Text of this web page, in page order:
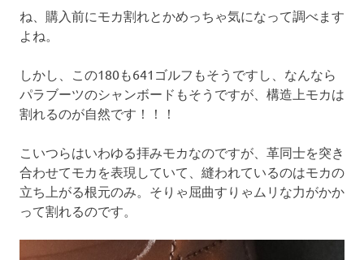
ね、購入前にモカ割れとかめっちゃ気になって調べます
よね。
しかし、この180も641ゴルフもそうですし、なんなら
パラブーツのシャンボードもそうですが、構造上モカは
割れるのが自然です！！！
こいつらはいわゆる拝みモカなのですが、革同士を突き
合わせてモカを表現していて、縫われているのはモカの
立ち上がる根元のみ。そりゃ屈曲すりゃムリな力がかか
って割れるのです。